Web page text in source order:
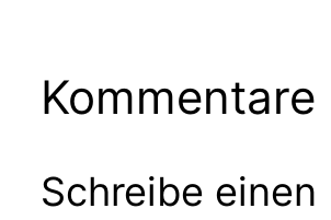
Kommentare
Schreibe einen